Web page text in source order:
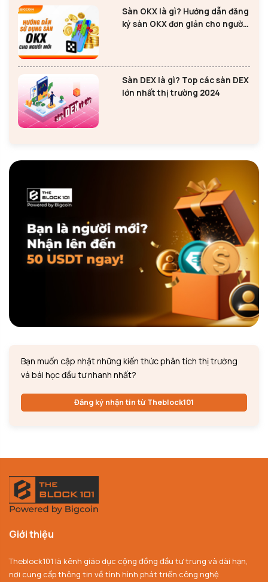
Sàn OKX là gì? Hướng dẫn đăng
ký sàn OKX đơn giản cho người
Sàn DEX là gì? Top các sàn DEX
lớn nhất thị trường 2024
Bạn muốn cập nhật những kiến thức phân tích thị trường
và bài học đầu tư nhanh nhất?
Đăng ký nhận tin từ Theblock101
Giới thiệu
Theblock101 là kênh giáo dục cộng đồng đầu tư trung và dài hạn,
nơi cung cấp thông tin về tình hình phát triển công nghệ